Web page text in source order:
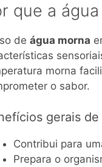
que a
de água morna
morna
o sabor.
gerais
Contribui para
Prepara o